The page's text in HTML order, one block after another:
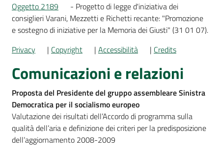
Oggetto 2189
- Progetto di legge d'iniziativa dei
consiglieri Varani, Mezzetti e Richetti recante: "Promozione
e sostegno di iniziative per la Memoria dei Giusti" (31 01 07).
Privacy
| Copyright | Accessibilità | Credits
Comunicazioni e relazioni
Proposta del Presidente del gruppo assembleare Sinistra
Democratica per il socialismo europeo
Valutazione dei risultati dell’Accordo di programma sulla
qualità dell’aria e definizione dei criteri per la predisposizione
dell’aggiornamento 2008-2009